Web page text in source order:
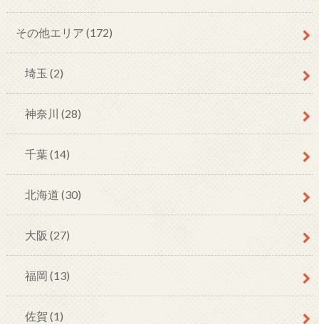
その他エリア (172)
埼玉 (2)
神奈川 (28)
千葉(14)
北海道 (30)
大阪 (27)
福岡 (13)
佐賀 (1)